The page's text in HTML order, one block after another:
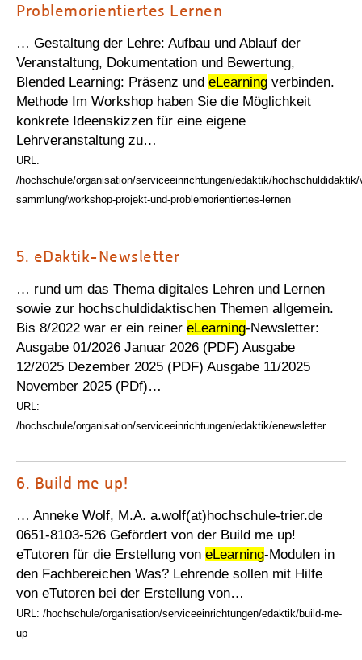
Problemorientiertes Lernen
… Gestaltung der Lehre: Aufbau und Ablauf der
Veranstaltung, Dokumentation und Bewertung,
Blended Learning: Präsenz und eLearning verbinden.
Methode Im Workshop haben Sie die Möglichkeit
konkrete Ideenskizzen für eine eigene
Lehrveranstaltung zu…
URL:
/hochschule/organisation/serviceeinrichtungen/edaktik/
sammlung/workshop-projekt-und-problemorientiertes-lernen
5. eDaktik-Newsletter
… rund um das Thema digitales Lehren und Lernen
sowie zur hochschuldidaktischen Themen allgemein.
Bis 8/2022 war er ein reiner eLearning-Newsletter:
Ausgabe 01/2026 Januar 2026 (PDF) Ausgabe
12/2025 Dezember 2025 (PDF) Ausgabe 11/2025
November 2025 (PDf)…
URL:
/hochschule/organisation/serviceeinrichtungen/edaktik/enewsletter
6. Build me up!
… Anneke Wolf, M.A. a.wolf(at)hochschule-trier.de
0651-8103-526 Gefördert von der Build me up!
eTutoren für die Erstellung von eLearning-Modulen in
den Fachbereichen Was? Lehrende sollen mit Hilfe
von eTutoren bei der Erstellung von…
URL: /hochschule/organisation/serviceeinrichtungen/edaktik/build-me-
up